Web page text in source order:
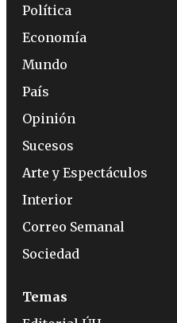
Política
Economía
Mundo
País
Opinión
Sucesos
Arte y Espectáculos
Interior
Correo Semanal
Sociedad
Temas